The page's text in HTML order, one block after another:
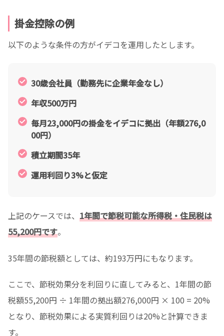
掛金控除の例
以下のような条件の方がイデコを運用したとします。
30歳会社員（勤務先に企業年金なし）
年収500万円
毎月23,000円の掛金をイデコに拠出（年額276,0
00円）
積立期間35年
運用利回り3%と仮定
上記のケースでは、 1年間で節税可能な所得税・住民税は
55,200円です。
35年間の節税額としては、約193万円にもなります。
ここで、節税効果分を利回りに直してみると、1年間の節
税額55,200円 ÷ 1年間の拠出額276,000円 × 100 = 20%
となり、節税効果による実質利回りは20%と計算できま
す。